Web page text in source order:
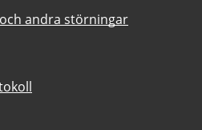
andra störningar